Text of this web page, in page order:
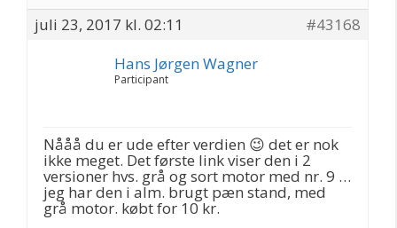
juli 23, 2017 kl. 02:11
#43168
Hans Jørgen Wagner
Participant
Nååå du er ude efter verdien 😉 det er nok
ikke meget. Det første link viser den i 2
versioner hvs. grå og sort motor med nr. 9 …
jeg har den i alm. brugt pæn stand, med
grå motor. købt for 10 kr.